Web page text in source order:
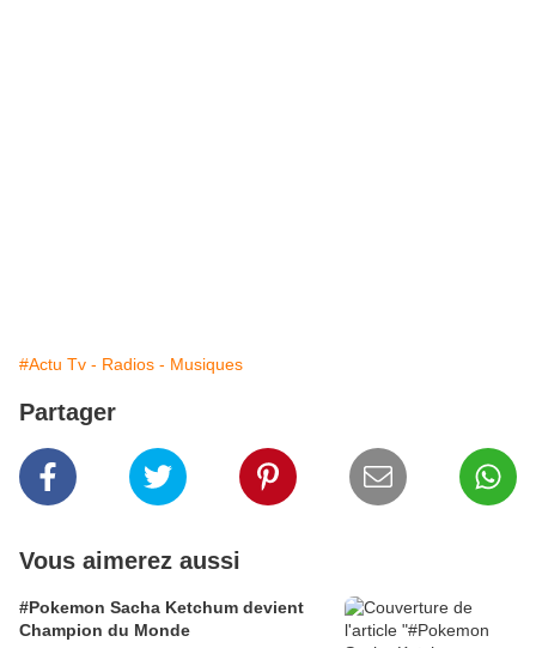
#Actu Tv - Radios - Musiques
Partager
Vous aimerez aussi
#Pokemon Sacha Ketchum devient
Champion du Monde